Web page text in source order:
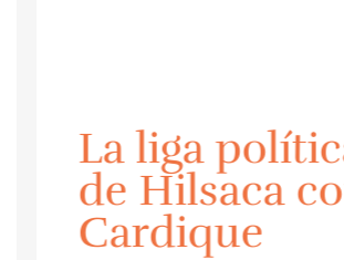
La liga
de Hilsaca
Cardique